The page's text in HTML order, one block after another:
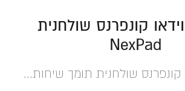
קונפרנס שולחנית
NexPad
קונפרנס שולחנית תומך שיחות...